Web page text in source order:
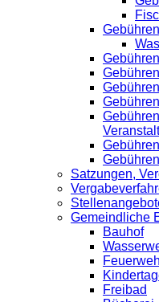
Satzungen,
Gemeindliche
Bauhof
Freibad